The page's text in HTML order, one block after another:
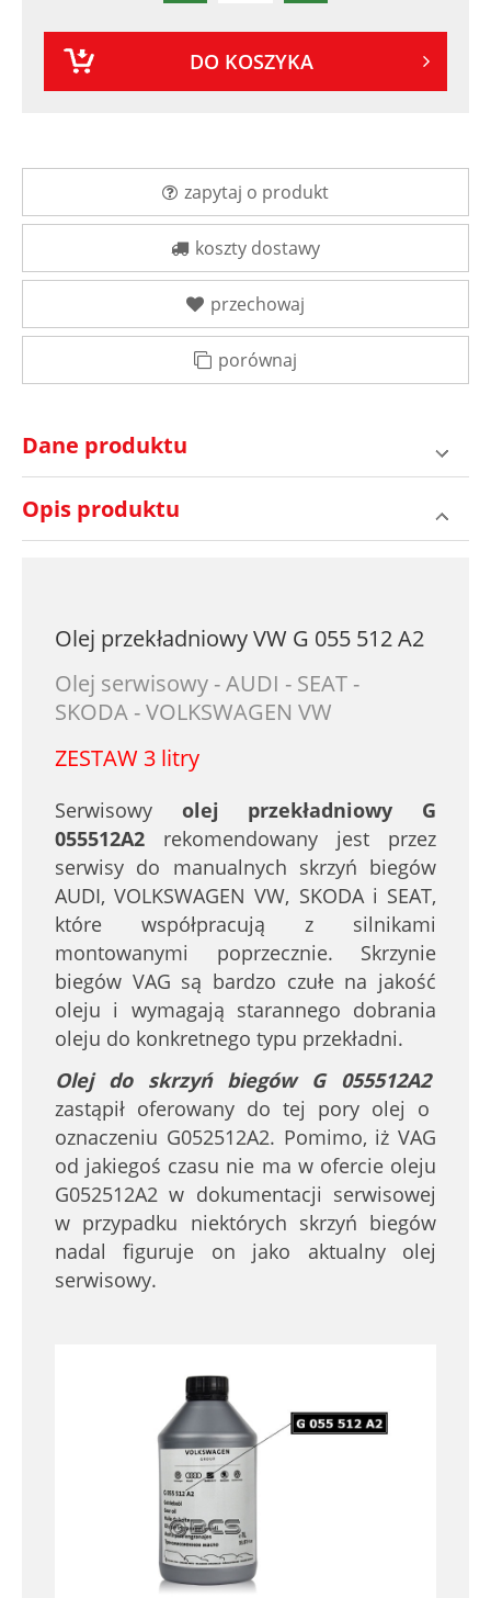
DO KOSZYKA
zapytaj o produkt
koszty dostawy
przechowaj
porównaj
Dane produktu
Opis produktu
Olej przekładniowy VW G 055 512 A2
Olej serwisowy - AUDI - SEAT -
SKODA - VOLKSWAGEN VW
ZESTAW 3 litry
Serwisowy olej przekładniowy G
055512A2 rekomendowany jest przez
serwisy do manualnych skrzyń biegów
AUDI, VOLKSWAGEN VW, SKODA i SEAT,
które współpracują z silnikami
montowanymi poprzecznie. Skrzynie
biegów VAG są bardzo czułe na jakość
oleju i wymagają starannego dobrania
oleju do konkretnego typu przekładni.
Olej do skrzyń biegów G 055512A2
zastąpił oferowany do tej pory olej o
oznaczeniu G052512A2. Pomimo, iż VAG
od jakiegoś czasu nie ma w ofercie oleju
G052512A2 w dokumentacji serwisowej
w przypadku niektórych skrzyń biegów
nadal figuruje on jako aktualny olej
serwisowy.